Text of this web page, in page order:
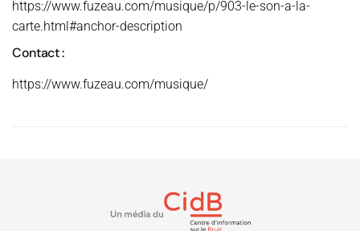
https://www.fuzeau.com/musique/p/903-le-son-a-la-
carte.html#anchor-description
Contact :
https://www.fuzeau.com/musique/